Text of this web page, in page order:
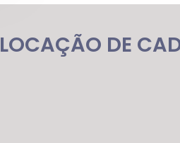
LOCAÇÃO DE